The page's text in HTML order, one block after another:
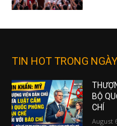
TIN HOT TRONG NGÀY
BỘ
CHÍ
August